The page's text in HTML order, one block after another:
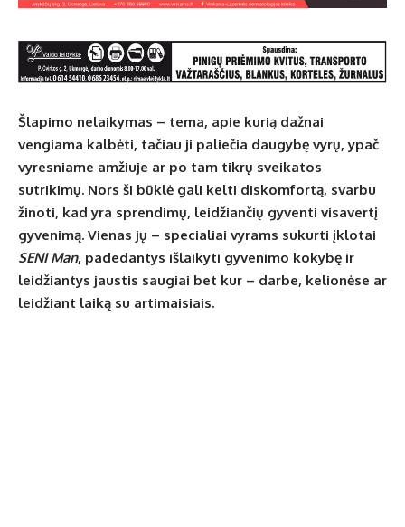
Šlapimo nelaikymas – tema, apie kurią dažnai
vengiama kalbėti, tačiau ji paliečia daugybę vyrų, ypač
vyresniame amžiuje ar po tam tikrų sveikatos
sutrikimų. Nors ši būklė gali kelti diskomfortą, svarbu
žinoti, kad yra sprendimų, leidžiančių gyventi visavertį
gyvenimą. Vienas jų – specialiai vyrams sukurti įklotai
SENI Man, padedantys išlaikyti gyvenimo kokybę ir
leidžiantys jaustis saugiai bet kur – darbe, kelionėse ar
leidžiant laiką su artimaisiais.